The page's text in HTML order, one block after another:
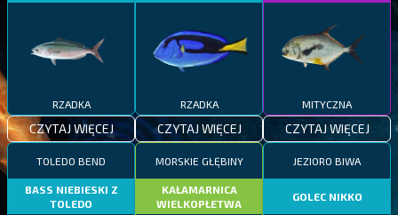
RZADKA
CZYTAJ WIĘCEJ
RZADKA
CZYTAJ WIĘCEJ
MITYCZNA
CZYTAJ WIĘCEJ
TOLEDO BEND
BASS NIEBIESKI Z
TOLEDO
MORSKIE GŁĘBINY
KAŁAMARNICA
WIELKOPŁETWA
JEZIORO BIWA
GOLEC NIKKO